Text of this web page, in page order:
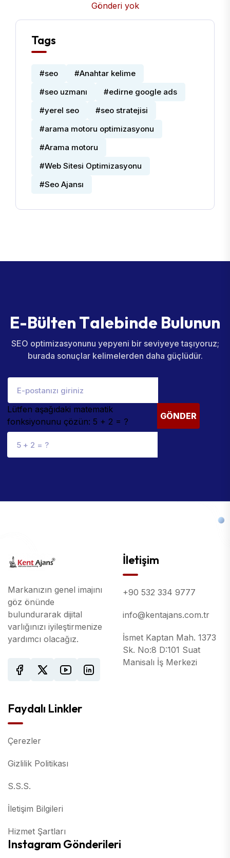
Gönderi yok
Tags
#seo
#Anahtar kelime
#seo uzmanı
#edirne google ads
#yerel seo
#seo stratejisi
#arama motoru optimizasyonu
#Arama motoru
#Web Sitesi Optimizasyonu
#Seo Ajansı
E-Bülten Talebinde Bulunun
SEO optimizasyonunu yepyeni bir seviyeye taşıyoruz;
burada sonuçlar kelimelerden daha güçlüdür.
Lütfen aşağıdaki matematik
fonksiyonunu çözün: 5 + 2 = ?
GÖNDER
Markanızın genel imajını
göz önünde
bulundurarak dijital
varlığınızı iyileştirmenize
yardımcı olacağız.
İletişim
+90 532 334 9777
info@kentajans.com.tr
İsmet Kaptan Mah. 1373
Sk. No:8 D:101 Suat
Manisalı İş Merkezi
Faydalı Linkler
Çerezler
Gizlilik Politikası
S.S.S.
İletişim Bilgileri
Hizmet Şartları
Instagram Gönderileri